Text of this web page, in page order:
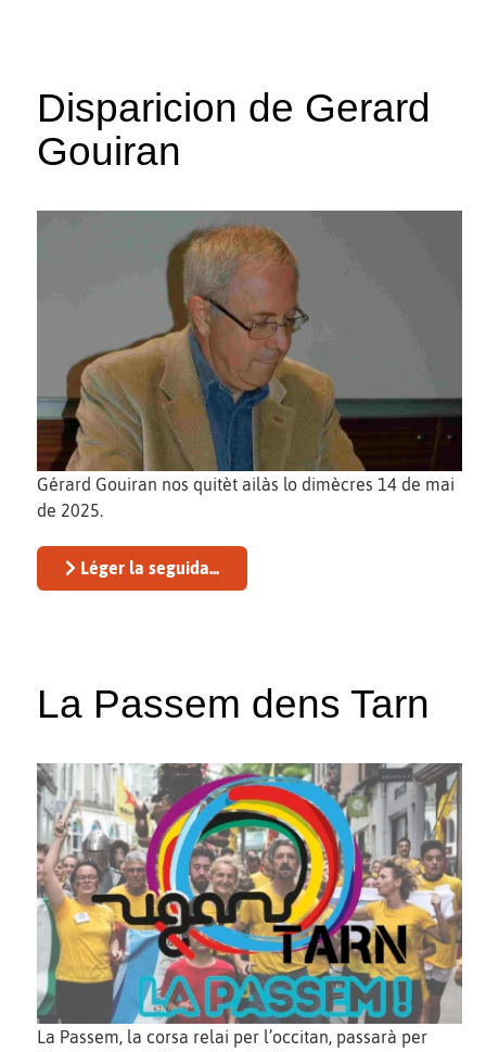
Disparicion de Gerard
Gouiran
Gérard Gouiran nos quitèt ailàs lo dimècres 14 de mai
de 2025.
Léger la seguida...
La Passem dens Tarn
La Passem, la corsa relai per l’occitan, passarà per